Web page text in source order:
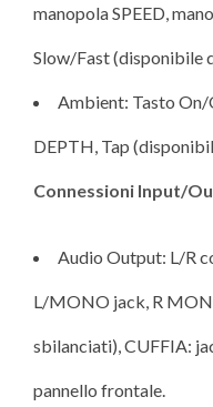
manopola SPEED,
Slow/Fast (disponibile
Ambient: Tasto On/
DEPTH, Tap
Connessioni Input/
Audio Output: L/R
L/MONO jack, R
sbilanciati), CUFFIA:
pannello frontale.